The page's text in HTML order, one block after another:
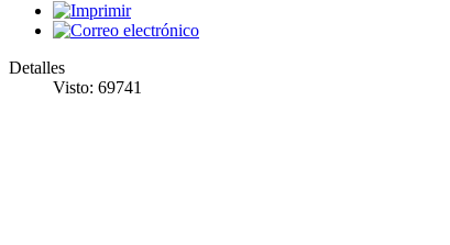
Detalles
Visto: 69741